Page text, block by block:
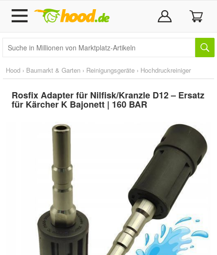
Hood › Baumarkt & Garten › Reinigungsgeräte › Hochdruckreiniger
Rosfix Adapter für Nilfisk/Kranzle D12 – Ersatz
für Kärcher K Bajonett | 160 BAR